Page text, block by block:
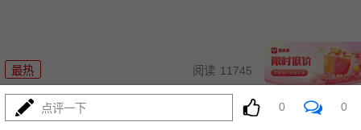
最热 阅读 11745 07-31
歼-36五架原型机轮番上天，美F-47还在PPT画鸭
点评一下 0 0